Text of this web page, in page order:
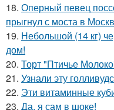
18. Оперный певец
прыгнул с моста в
19. Небольшой (14 кг)
дом!
20. Торт "Птичье
21. Узнали эту
22. Эти витаминные
23. Да, я сам в шоке!